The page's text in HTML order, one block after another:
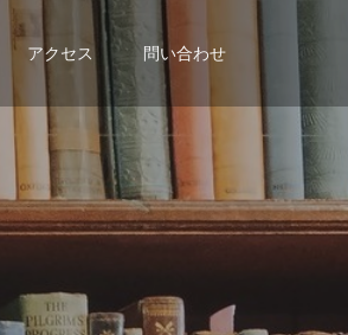
アクセス 問い合わせ